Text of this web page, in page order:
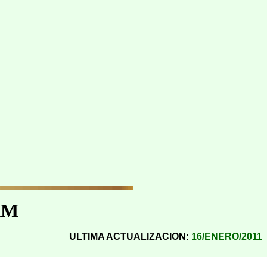
ULTIMA ACTUALIZACION: 16/ENERO/2011